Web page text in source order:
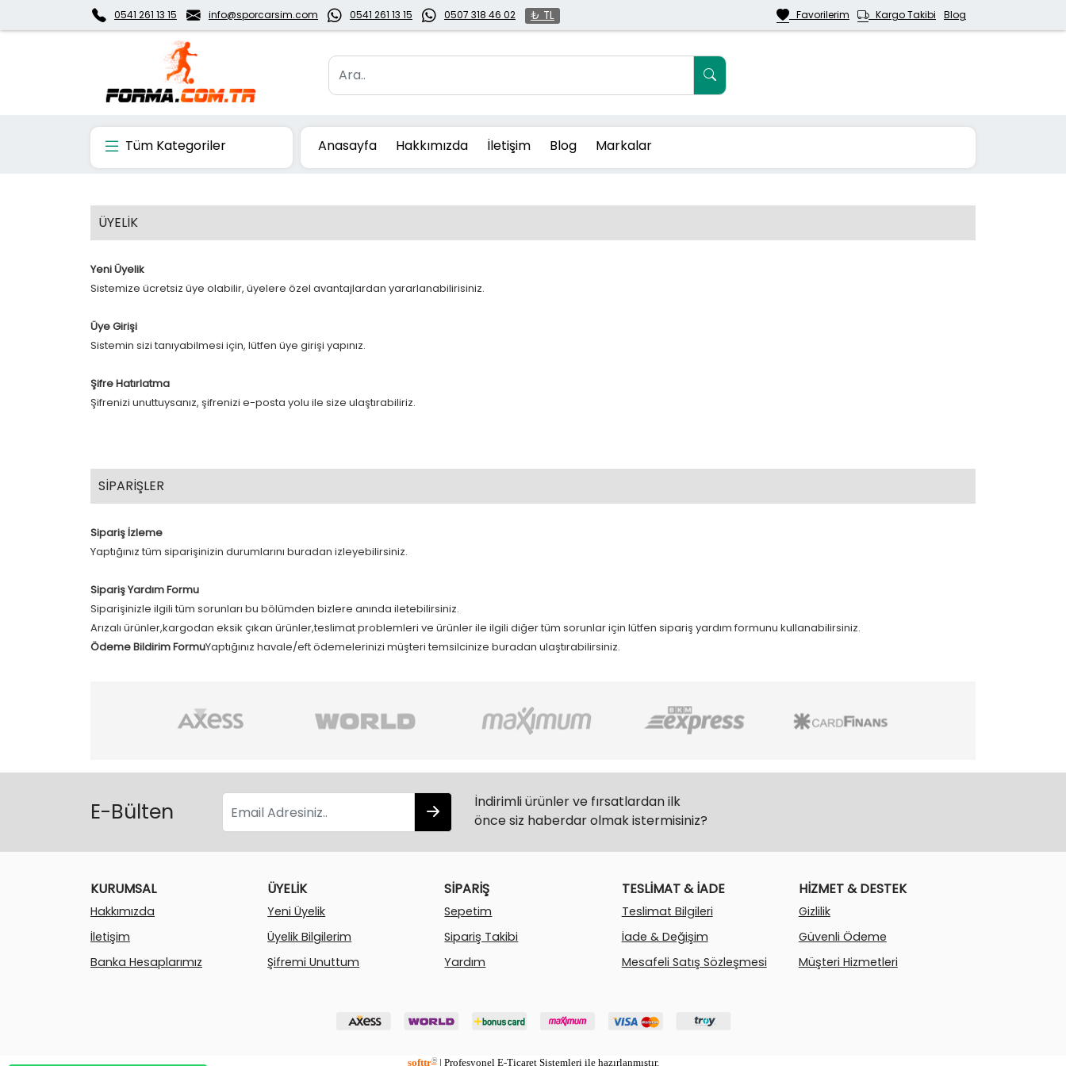
0541 261 13 15 info@sporcarsim.com 0541 261 13 15 0507 318 46 02 ₺ TL Favorilerim Kargo Takibi Blog
Tüm Kategoriler Anasayfa Hakkımızda İletişim Blog Markalar
ÜYELİK
Yeni Üyelik
Sistemize ücretsiz üye olabilir, üyelere özel avantajlardan yararlanabilirisiniz.
Üye Girişi
Sistemin sizi tanıyabilmesi için, lütfen üye girişi yapınız.
Şifre Hatırlatma
Şifrenizi unuttuysanız, şifrenizi e-posta yolu ile size ulaştırabiliriz.
SİPARİŞLER
Sipariş İzleme
Yaptığınız tüm siparişinizin durumlarını buradan izleyebilirsiniz.
Sipariş Yardım Formu
Siparişinizle ilgili tüm sorunları bu bölümden bizlere anında iletebilirsiniz.
Arızalı ürünler,kargodan eksik çıkan ürünler,teslimat problemleri ve ürünler ile ilgili diğer tüm sorunlar için lütfen sipariş yardım formunu kullanabilirsiniz.
Ödeme Bildirim FormuYaptığınız havale/eft ödemelerinizi müşteri temsilcinize buradan ulaştırabilirsiniz.
E-Bülten
İndirimli ürünler ve fırsatlardan ilk
önce siz haberdar olmak istermisiniz?
KURUMSAL
Hakkımızda
İletişim
Banka Hesaplarımız
ÜYELİK
Yeni Üyelik
Üyelik Bilgilerim
Şifremi Unuttum
SİPARİŞ
Sepetim
Sipariş Takibi
Yardım
TESLİMAT & İADE
Teslimat Bilgileri
İade & Değişim
Mesafeli Satış Sözleşmesi
HİZMET & DESTEK
Gizlilik
Güvenli Ödeme
Müşteri Hizmetleri
softtr®| Profesyonel E-Ticaret Sistemleri ile hazırlanmıştır.